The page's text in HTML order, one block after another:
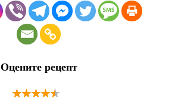
Оцените рецепт